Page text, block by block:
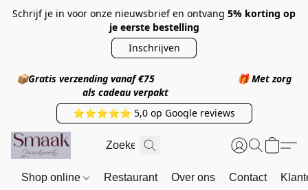
Schrijf je in voor onze nieuwsbrief en ontvang 5% korting op
je eerste bestelling
Inschrijven
📦Gratis verzending vanaf €75 🎁Met zorg
als cadeau verpakt
⭐⭐⭐⭐⭐ 5,0 op Google reviews
Shop online Restaurant Over ons Contact